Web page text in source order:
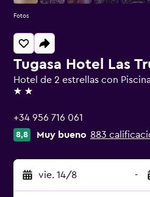
Tugasa Hotel Las
Hotel de 2 estrellas con
2 estrellas
+34 956 716 061
8,8 Muy bueno 883
vie. 14/8 -
Fotos